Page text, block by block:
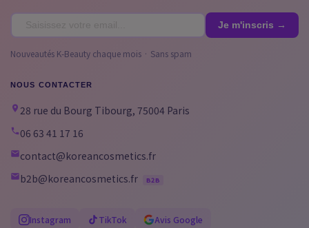
Nouveautés K-Beauty chaque mois · Sans spam
NOUS CONTACTER
28 rue du Bourg Tibourg, 75004 Paris
06 63 41 17 16
contact@koreancosmetics.fr
b2b@koreancosmetics.fr
B2B
Instagram TikTok Avis Google